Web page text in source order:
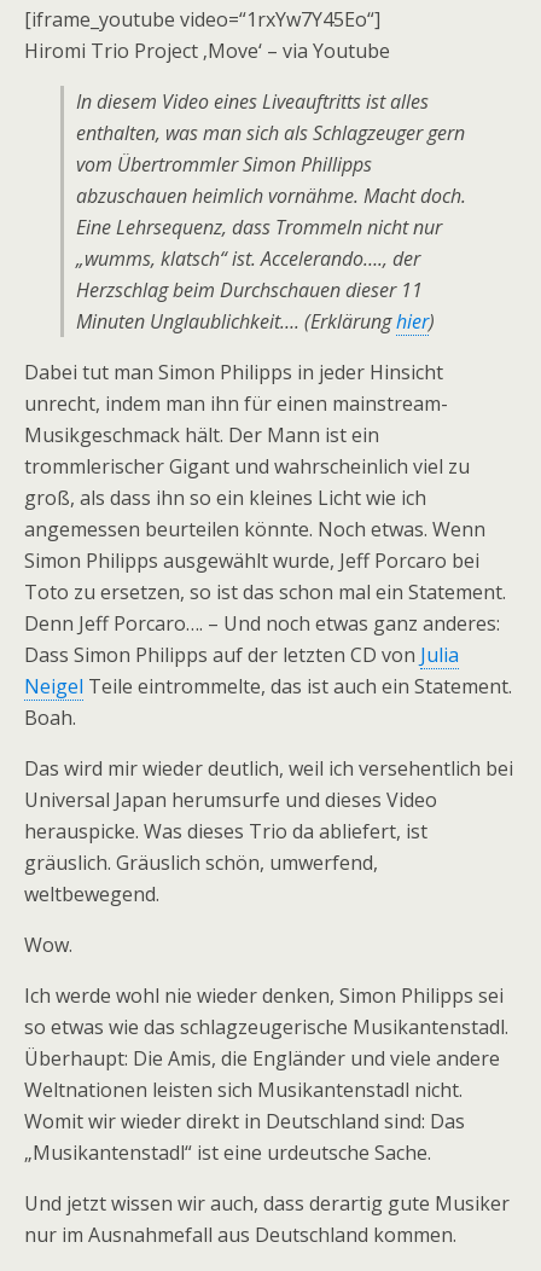
[iframe_youtube video=“1rxYw7Y45Eo“]
Hiromi Trio Project ‚Move‘ – via Youtube
In diesem Video eines Liveauftritts ist alles
enthalten, was man sich als Schlagzeuger gern
vom Übertrommler Simon Phillipps
abzuschauen heimlich vornähme. Macht doch.
Eine Lehrsequenz, dass Trommeln nicht nur
„wumms, klatsch“ ist. Accelerando…., der
Herzschlag beim Durchschauen dieser 11
Minuten Unglaublichkeit…. (Erklärunghier)
Dabei tut man Simon Philipps in jeder Hinsicht
unrecht, indem man ihn für einen mainstream-
Musikgeschmack hält. Der Mann ist ein
trommlerischer Gigant und wahrscheinlich viel zu
groß, als dass ihn so ein kleines Licht wie ich
angemessen beurteilen könnte. Noch etwas. Wenn
Simon Philipps ausgewählt wurde, Jeff Porcaro bei
Toto zu ersetzen, so ist das schon mal ein Statement.
Denn Jeff Porcaro…. – Und noch etwas ganz anderes:
Dass Simon Philipps auf der letzten CD von Julia
Neigel Teile eintrommelte, das ist auch ein Statement.
Boah.
Das wird mir wieder deutlich, weil ich versehentlich bei
Universal Japan herumsurfe und dieses Video
herauspicke. Was dieses Trio da abliefert, ist
gräuslich. Gräuslich schön, umwerfend,
weltbewegend.
Wow.
Ich werde wohl nie wieder denken, Simon Philipps sei
so etwas wie das schlagzeugerische Musikantenstadl.
Überhaupt: Die Amis, die Engländer und viele andere
Weltnationen leisten sich Musikantenstadl nicht.
Womit wir wieder direkt in Deutschland sind: Das
„Musikantenstadl“ ist eine urdeutsche Sache.
Und jetzt wissen wir auch, dass derartig gute Musiker
nur im Ausnahmefall aus Deutschland kommen.